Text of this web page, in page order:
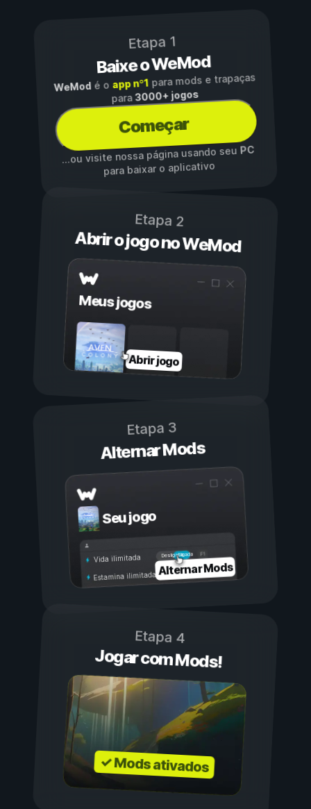
Etapa 1
Baixe o WeMod
WeModé o app nº1para mods e trapaças
para3000+ jogos
Começar
...ou visite nossa página usando seuPC
para baixar o aplicativo
Etapa 2
Abrir o jogo no WeMod
Meus jogos
Abrir jogo
Etapa 3
Alternar Mods
Seu jogo
Ligada
Desligada
Vida ilimitada
Estamina ilimitadaAlternar Mods
Etapa 4
Jogar com Mods!
✓ Mods ativados